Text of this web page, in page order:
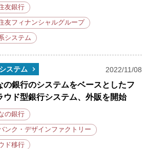
友銀行
友フィナンシャルグループ
システム
ステム 2022/11/08
の銀行のシステムをベースとしたフ
ウド型銀行システム、外販を開始
の銀行
ンク・デザインファクトリー
ド移行